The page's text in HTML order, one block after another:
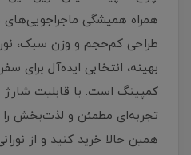
همراه همیشگی ماجراجویی‌های
طراحی کم‌حجم و وزن سبک،
بهینه، انتخابی ایده‌آل برای
کمپینگ است. با قابلیت
تجربه‌ای مطمئن و لذت‌بخش را
همین حالا خرید کنید و از